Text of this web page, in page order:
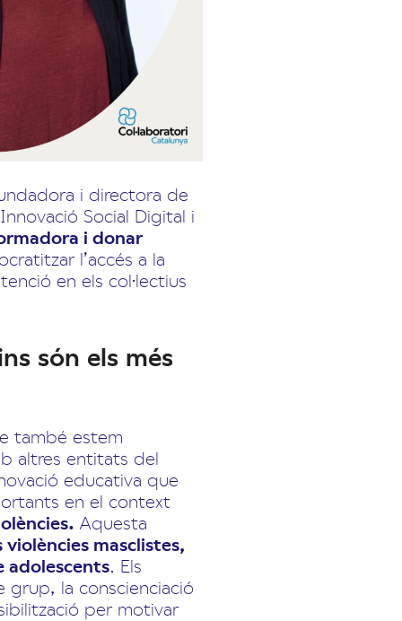
i directora de
Social Digital i
i donar
l’accés a la
en els col·lectius
són els més
també estem
altres entitats del
educativa que
en el context
Aquesta
masclistes,
adolescents. Els
grup, la conscienciació
per motivar